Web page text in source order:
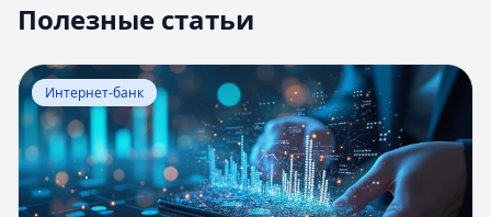
Полезные статьи
Перейти к статье:Оценка вероятности банкротства
Интернет-банк